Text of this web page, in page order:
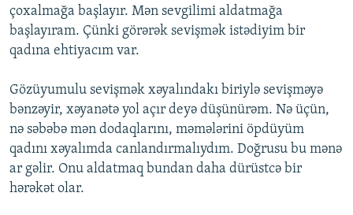
çoxalmağa başlayır. Mən sevgilimi aldatmağa
başlayıram. Çünki görərək sevişmək istədiyim bir
qadına ehtiyacım var.
Gözüyumulu sevişmək xəyalındakı biriylə sevişməyə
bənzəyir, xəyanətə yol açır deyə düşünürəm. Nə üçün,
nə səbəbə mən dodaqlarını, məmələrini öpdüyüm
qadını xəyalımda canlandırmalıydım. Doğrusu bu mənə
ar gəlir. Onu aldatmaq bundan daha dürüstcə bir
hərəkət olar.